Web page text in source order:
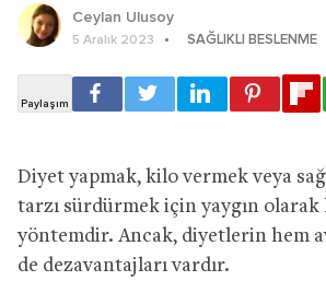
Ceylan Ulusoy
5 Aralık 2023 SAĞLIKLI BESLENME
Diyet yapmak, kilo vermek veya
tarzı sürdürmek için yaygın olarak
yöntemdir. Ancak, diyetlerin hem
de dezavantajları vardır.